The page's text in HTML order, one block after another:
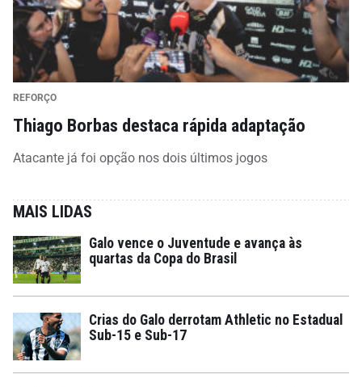
REFORÇO
Thiago Borbas destaca rápida adaptação
Atacante já foi opção nos dois últimos jogos
MAIS LIDAS
Galo vence o Juventude e avança às
quartas da Copa do Brasil
Crias do Galo derrotam Athletic no Estadual
Sub-15 e Sub-17